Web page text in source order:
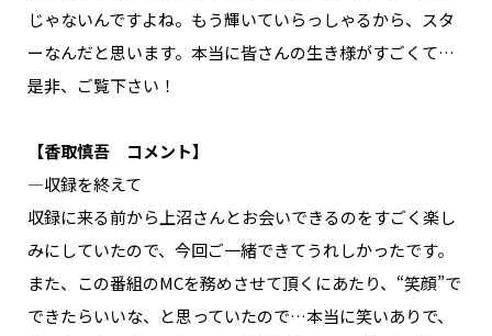
じゃないんですよね。もう輝いていらっしゃるから、スタ
ーなんだと思います。本当に皆さんの生き様がすごくて…
是非、ご覧下さい！
【香取慎吾 コメント】
―収録を終えて
収録に来る前から上沼さんとお会いできるのをすごく楽し
みにしていたので、今回ご一緒できてうれしかったです。
また、この番組のMCを務めさせて頂くにあたり、“笑顔”で
できたらいいな、と思っていたので…本当に笑いありで、